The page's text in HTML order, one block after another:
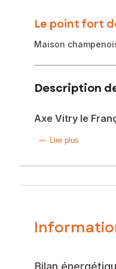
Le point fort
Maison
Description
Axe Vitry le
À proximité du
Le terrain de plus
chambres de + de
Lire plus
Bilan